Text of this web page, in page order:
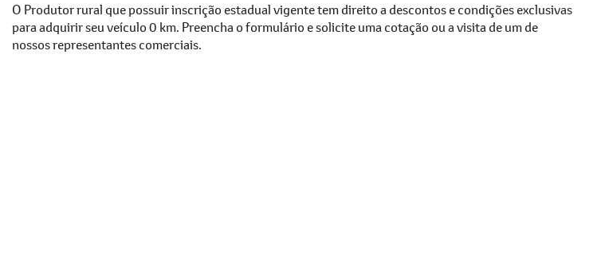
O Produtor rural que possuir inscrição estadual vigente tem direito a descontos e condições exclusivas
para adquirir seu veículo 0 km. Preencha o formulário e solicite uma cotação ou a visita de um de
nossos representantes comerciais.